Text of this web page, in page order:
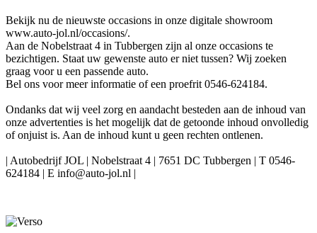
Bekijk nu de nieuwste occasions in onze digitale showroom
www.auto-jol.nl/occasions/.
Aan de Nobelstraat 4 in Tubbergen zijn al onze occasions te
bezichtigen. Staat uw gewenste auto er niet tussen? Wij zoeken
graag voor u een passende auto.
Bel ons voor meer informatie of een proefrit 0546-624184.
Ondanks dat wij veel zorg en aandacht besteden aan de inhoud van
onze advertenties is het mogelijk dat de getoonde inhoud onvolledig
of onjuist is. Aan de inhoud kunt u geen rechten ontlenen.
| Autobedrijf JOL | Nobelstraat 4 | 7651 DC Tubbergen | T 0546-
624184 | E info@auto-jol.nl |